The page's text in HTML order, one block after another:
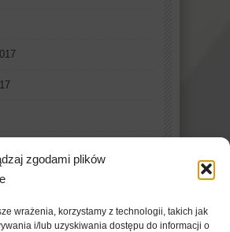
zgodami plików
wrażenia, korzystamy z technologii, takich jak
i/lub uzyskiwania dostępu do informacji o